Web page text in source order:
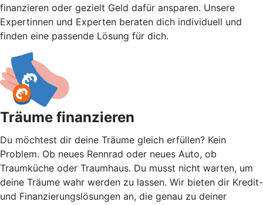
finanzieren oder gezielt Geld dafür ansparen. Unsere
Expertinnen und Experten beraten dich individuell und
finden eine passende Lösung für dich.
Träume finanzieren
Du möchtest dir deine Träume gleich erfüllen? Kein
Problem. Ob neues Rennrad oder neues Auto, ob
Traumküche oder Traumhaus. Du musst nicht warten, um
deine Träume wahr werden zu lassen. Wir bieten dir Kredit-
und Finanzierungslösungen an, die genau zu deiner